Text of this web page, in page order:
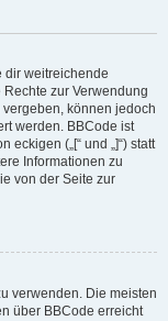
dir weitreichende
zur Verwendung
können jedoch
werden. BBCode ist
(„[“ und „]“) statt
Informationen zu
von der Seite zur
verwenden. Die meisten
über BBCode erreicht